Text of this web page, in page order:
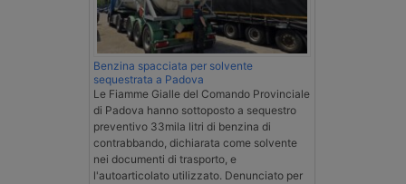
Benzina spacciata per solvente
sequestrata a Padova
Le Fiamme Gialle del Comando Provinciale
di Padova hanno sottoposto a sequestro
preventivo 33mila litri di benzina di
contrabbando, dichiarata come solvente
nei documenti di trasporto, e
l'autoarticolato utilizzato. Denunciato per